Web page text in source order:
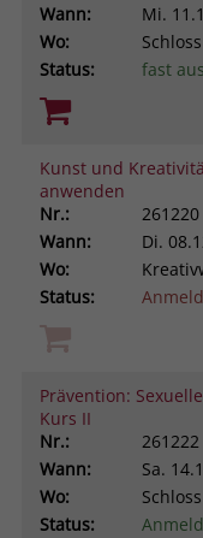
Wann:
Mi.
Wo:
Status:
fast
Kunst und
anwenden
Nr.:
261220
Wann:
Di.
Wo:
Status:
Prävention:
Kurs II
Nr.:
261222
Wann:
Sa.
Wo:
Status: